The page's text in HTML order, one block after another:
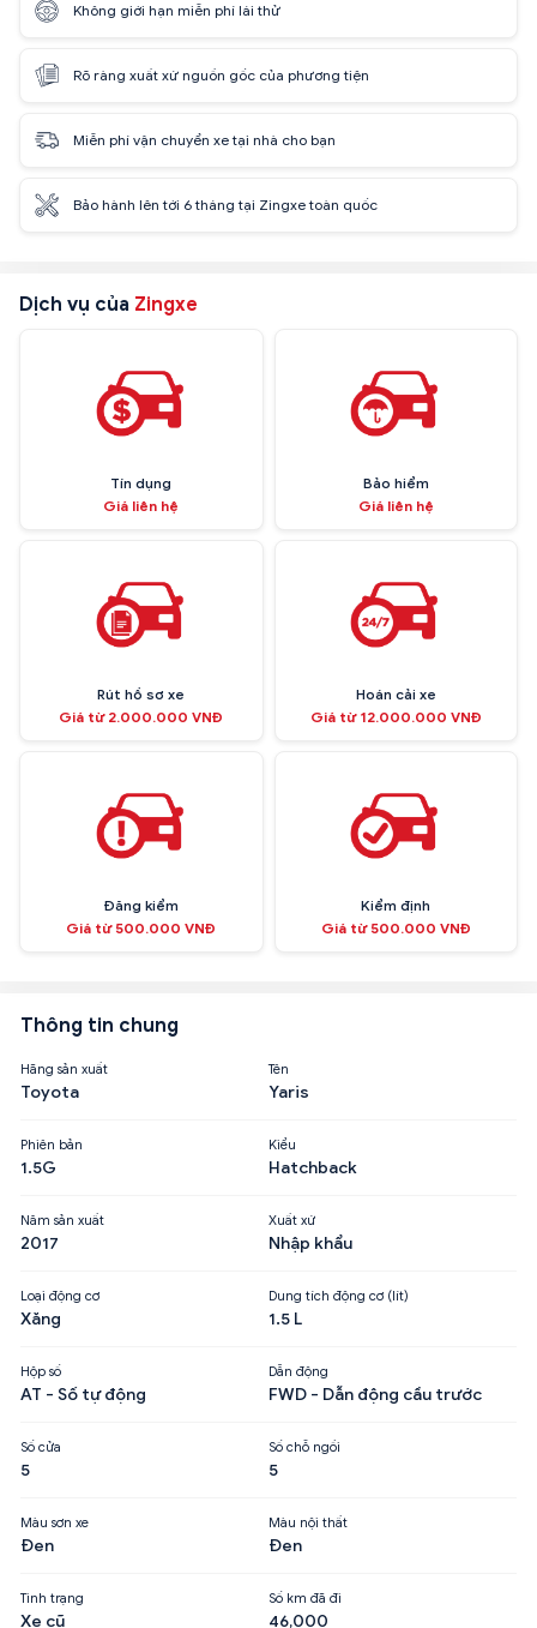
Không giới hạn miễn phí lái thử
Rõ ràng xuất xứ nguồn gốc của phương tiện
Miễn phí vận chuyển xe tại nhà cho bạn
Bảo hành lên tới 6 tháng tại Zingxe toàn quốc
Dịch vụ của Zingxe
Tín dụng
Giá liên hệ
Bảo hiểm
Giá liên hệ
Rút hồ sơ xe
Giá từ 2.000.000 VNĐ
Hoán cải xe
Giá từ 12.000.000 VNĐ
Đăng kiểm
Giá từ 500.000 VNĐ
Kiểm định
Giá từ 500.000 VNĐ
Thông tin chung
Hãng sản xuất
Toyota
Tên
Yaris
Phiên bản
1.5G
Kiểu
Hatchback
Năm sản xuất
2017
Xuất xứ
Nhập khẩu
Loại động cơ
Xăng
Dung tích động cơ (lít)
1.5 L
Hộp số
AT - Số tự động
Dẫn động
FWD - Dẫn động cầu trước
Số cửa
5
Số chỗ ngồi
5
Màu sơn xe
Đen
Màu nội thất
Đen
Tình trạng
Xe cũ
Số km đã đi
46,000